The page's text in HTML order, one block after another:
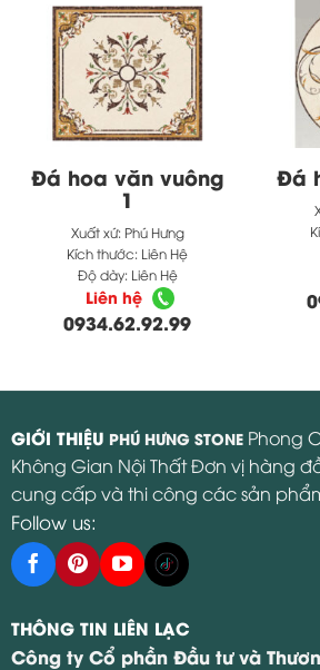
Đá hoa văn vuông
1
Xuất xứ: Phú Hưng
Kích thước: Liên Hệ
Độ dày: Liên Hệ
Liên hệ
0934.62.92.99
Đá
GIỚI THIỆU PHÚ HƯNG STONE Phong
Không Gian Nội Thất Đơn vị hàng
cung cấp và thi công các sản
Follow us:
THÔNG TIN LIÊN LẠC
Công ty Cổ phần Đầu tư và